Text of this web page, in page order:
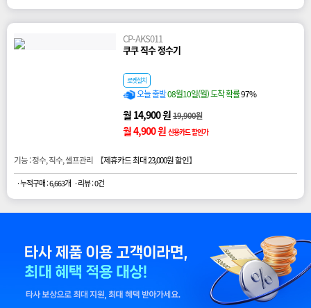
CP-AKS011
쿠쿠 직수 정수기
로켓설치
오늘 출발08월10일(월) 도착 확률97%
월 14,900 원19,900원
월 4,900 원 신용카드 할인가
기능 : 정수, 직수, 셀프관리 【제휴카드 최대 23,000원 할인】
· 누적구매 : 6,663개 · 리뷰 : 0건